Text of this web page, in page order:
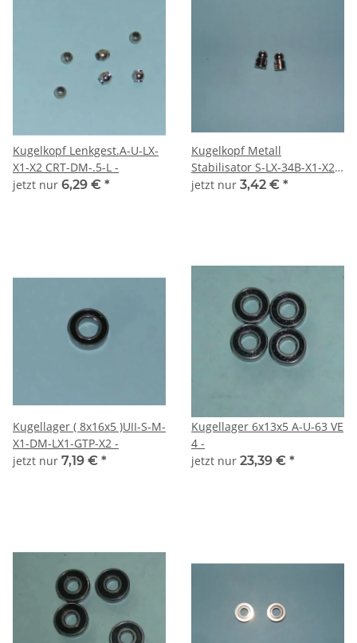
Kugelkopf Lenkgest.A-U-LX-
X1-X2 CRT-DM-.5-L -
jetzt nur 6,29 € *
Kugelkopf Metall
Stabilisator S-LX-34B-X1-X2-
CRT-X3 .
jetzt nur 3,42 € *
Kugellager ( 8x16x5 )UII-S-M-
X1-DM-LX1-GTP-X2 -
jetzt nur 7,19 € *
Kugellager 6x13x5 A-U-63 VE
4 -
jetzt nur 23,39 € *